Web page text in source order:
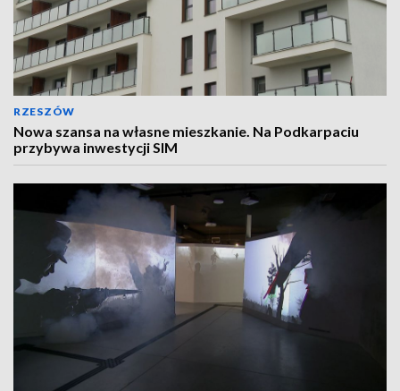
RZESZÓW
Nowa szansa na własne mieszkanie. Na Podkarpaciu
przybywa inwestycji SIM